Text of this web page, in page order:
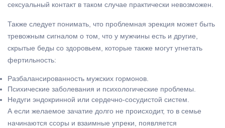
сексуальный контакт в таком случае практически невозможен.
Также следует понимать, что проблемная эрекция может быть
тревожным сигналом о том, что у мужчины есть и другие,
скрытые беды со здоровьем, которые также могут угнетать
фертильность:
Разбалансированность мужских гормонов.
Психические заболевания и психологические проблемы.
Недуги эндокринной или сердечно-сосудистой систем.
А если желаемое зачатие долго не происходит, то в семье
начинаются ссоры и взаимные упреки, появляется